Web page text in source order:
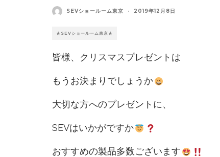
SEVショールーム東京 · 2019年12月8日
★SEVショールーム東京★
皆様、クリスマスプレゼントは
もうお決まりでしょうか
大切な方へのプレゼントに、
SEVはいかがですか
おすすめの製品多数ございます